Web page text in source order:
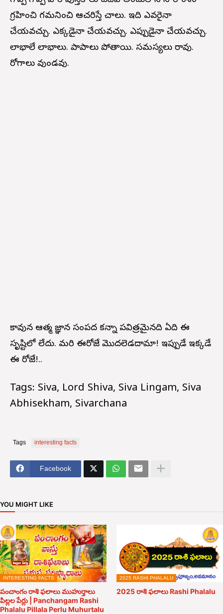
గ్రహించి గమనించి ఆచరిస్తే చాలు. ఇది ఎవరైనా
చేయవచ్చు. ఎక్కడైనా చేయవచ్చు. ఎప్పుడైనా చేయవచ్చు.
లాభాలే లాభాలు. పాపాలు పోతాయి. సమస్యలు రావు.
రోగాలు వుండవు.
కావున ఆత్మ జ్ఞాన సంపద కన్నా పవిత్రమైనది ఏది ఈ
సృష్టిలో లేదు. మరి ఈరోజే మొదలెడదామా! ఇప్పుడే ఇక్కడే
ఈ రోజే!..
Tags: Siva, Lord Shiva, Siva Lingam, Siva
Abhisekham, Sivarchana
Tags interesting facts
Facebook
YOU MIGHT LIKE
INTERESTING FACTS
పంచాంగం రాశి ఫలాలు ముహుర్తాలు
పిల్లల పేర్లు | Panchangam Rashi
Phalalu Pillala Perlu Muhurtalu
2025 RASHI PHALALU
2025 రాశి ఫలాలు Rashi Phalalu